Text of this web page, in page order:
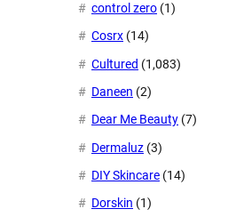
control zero (1)
Cosrx (14)
Cultured (1,083)
Daneen (2)
Dear Me Beauty (7)
Dermaluz (3)
DIY Skincare (14)
Dorskin (1)